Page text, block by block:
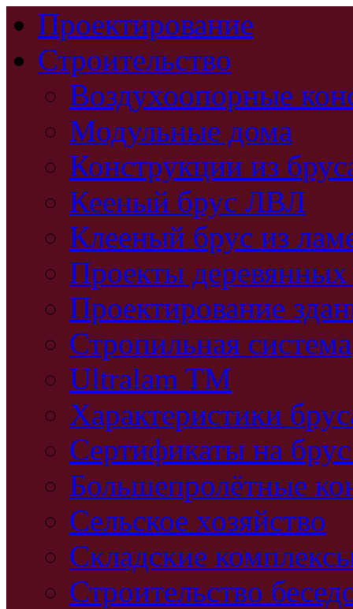
Проектирование
Строительство
Воздухоопорные
Модульные дома
Конструкции из
Кееный брус ЛВЛ
Клееный брус из
Проекты
Проектирование
Стропильная система
Ultralam TM
Характеристики
Сертификаты на
Большепролётные
Сельское хозяйство
Складские
Строительство